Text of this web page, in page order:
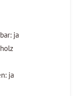
ja
ja